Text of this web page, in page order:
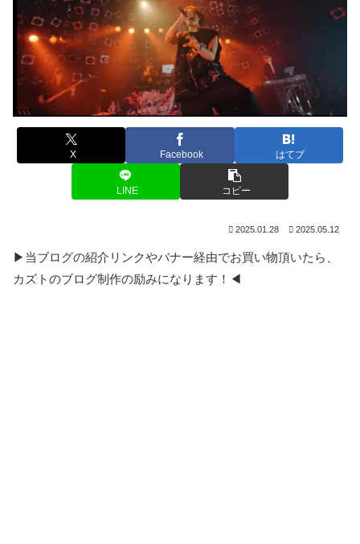
X Facebook はてブ
LINE コピー
2025.01.28 2025.05.12
▶当ブログの紹介リンクやバナー経由でお買い物頂いたら、
カズトのブログ制作の励みになります！◀